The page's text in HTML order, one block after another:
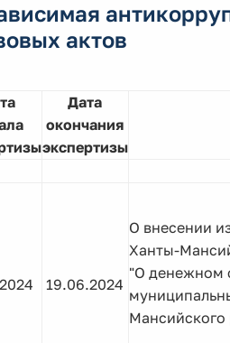
актов
Дата
окончания
экспертизы
19.06.2024
О внесении
Ханты-
"О денежном
Мансийского